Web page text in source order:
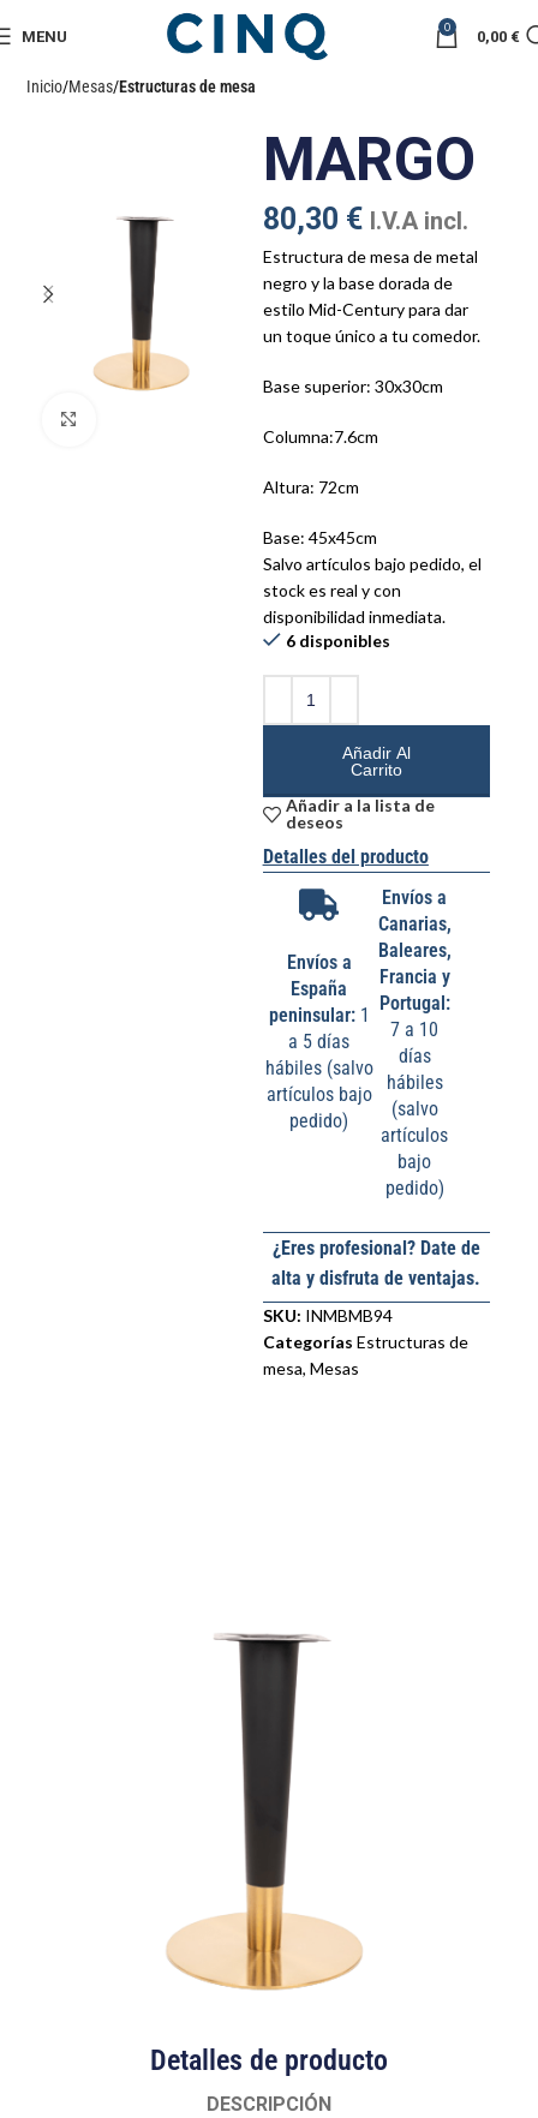
MENU 0 0,00 €
Inicio Mesas Estructuras de mesa
MARGO
80,30 € I.V.A incl.
Estructura de mesa de metal
negro y la base dorada de
estilo Mid-Century para dar
un toque único a tu comedor.
Base superior: 30x30cm
Columna:7.6cm
Altura: 72cm
Base: 45x45cm
Salvo artículos bajo pedido, el
stock es real y con
disponibilidad inmediata.
6 disponibles
Añadir Al
Carrito
Añadir a la lista de
deseos
Detalles del producto
Envíos a
España
peninsular:1
a 5 días
hábiles (salvo
artículos bajo
pedido)
Envíos a
Canarias,
Baleares,
Francia y
Portugal:
7 a 10
días
hábiles
(salvo
artículos
bajo
pedido)
¿Eres profesional? Date de
alta y disfruta de ventajas.
SKU: INMBMB94
Categorías Estructuras de
mesa, Mesas
Detalles de producto
DESCRIPCIÓN